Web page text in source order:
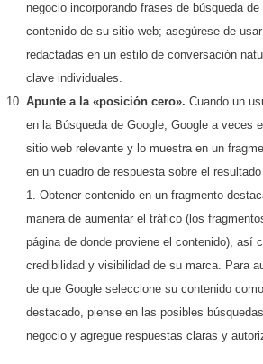
negocio incorporando frases de búsqueda
contenido de su sitio web; asegúrese de
redactadas en un estilo de conversación
clave individuales.
Apunte a la «posición cero». Cuando un
en la Búsqueda de Google, Google a veces
sitio web relevante y lo muestra en un
en un cuadro de respuesta sobre el
1. Obtener contenido en un fragmento
manera de aumentar el tráfico (los
página de donde proviene el contenido), así
credibilidad y visibilidad de su marca. Para
de que Google seleccione su contenido
destacado, piense en las posibles
negocio y agregue respuestas claras y